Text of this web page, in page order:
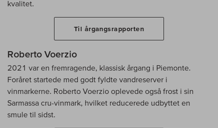
kvalitet.
Til årgangsrapporten
Roberto Voerzio
2021 var en fremragende, klassisk årgang i Piemonte.
Foråret startede med godt fyldte vandreserver i
vinmarkerne. Roberto Voerzio oplevede også frost i sin
Sarmassa cru-vinmark, hvilket reducerede udbyttet en
smule til sidst.